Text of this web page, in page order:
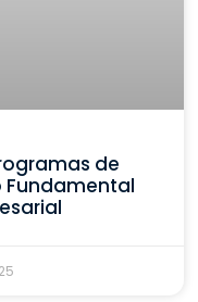
de
Fundamental